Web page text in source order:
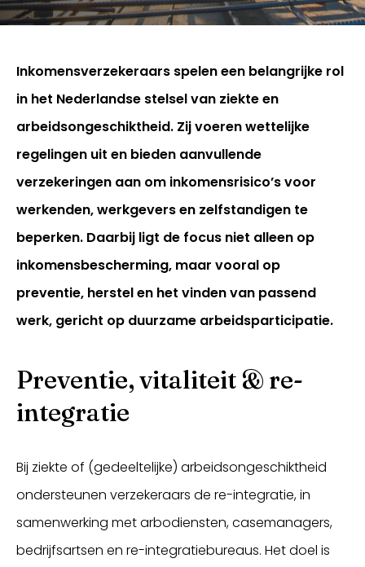
Inloggen
Inkomensverzekeraars spelen een belangrijke rol
in het Nederlandse stelsel van ziekte en
arbeidsongeschiktheid. Zij voeren wettelijke
regelingen uit en bieden aanvullende
verzekeringen aan om inkomensrisico’s voor
werkenden, werkgevers en zelfstandigen te
beperken. Daarbij ligt de focus niet alleen op
inkomensbescherming, maar vooral op
preventie, herstel en het vinden van passend
werk, gericht op duurzame arbeidsparticipatie.
Preventie, vitaliteit & re-
integratie
Bij ziekte of (gedeeltelijke) arbeidsongeschiktheid
ondersteunen verzekeraars de re-integratie, in
samenwerking met arbodiensten, casemanagers,
bedrijfsartsen en re-integratiebureaus. Het doel is